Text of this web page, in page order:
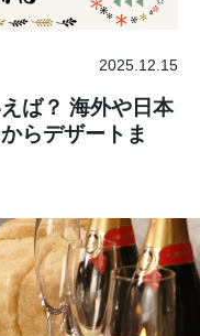
2025.12.15
ば？ 海外や日本
らデザートま